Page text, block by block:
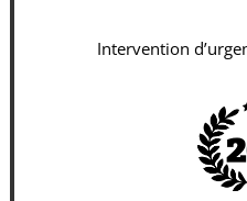
Intervention